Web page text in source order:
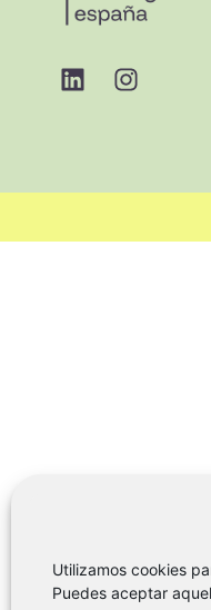
Utilizamos cookies
Puedes aceptar